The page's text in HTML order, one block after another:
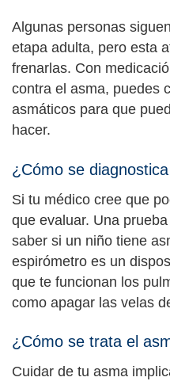
Algunas personas
etapa adulta, pero esta
frenarlas. Con
contra el asma, puedes
asmáticos para que
hacer.
¿Cómo se
Si tu médico cree que
que evaluar. Una
saber si un niño tiene
espirómetro es un
que te funcionan los
como apagar las velas
¿Cómo se trata el
Cuidar de tu asma